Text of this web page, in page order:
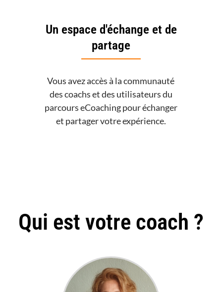
Un espace d'échange et de
partage
Vous avez accès à la communauté
des coachs et des utilisateurs du
parcours eCoaching pour échanger
et partager votre expérience.
Qui est votre coach ?